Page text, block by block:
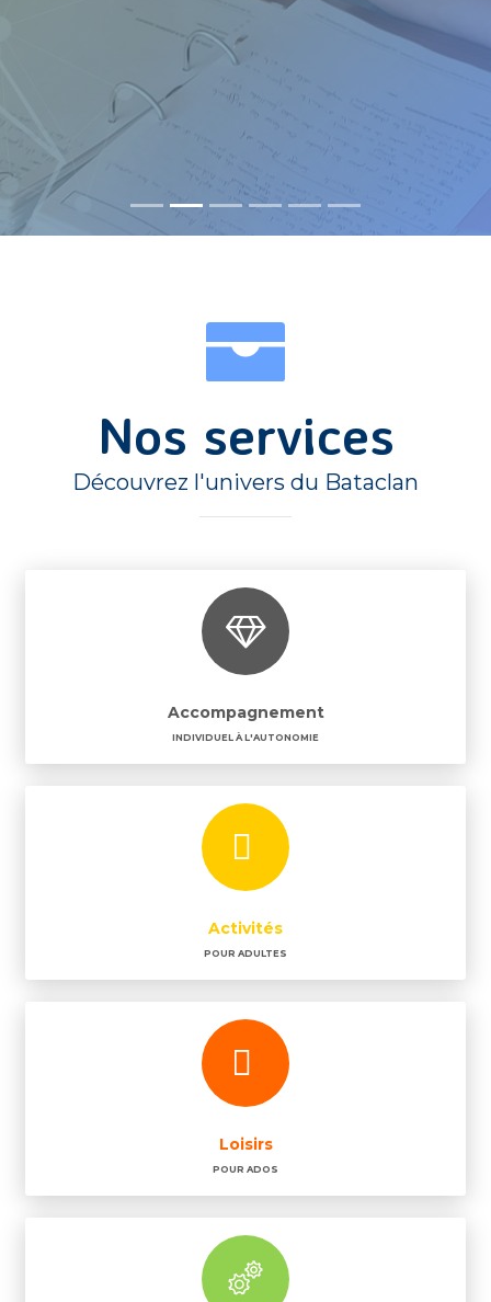
Nos services
Découvrez l'univers du Bataclan
Accompagnement
INDIVIDUEL À L'AUTONOMIE
Activités
POUR ADULTES
Loisirs
POUR ADOS